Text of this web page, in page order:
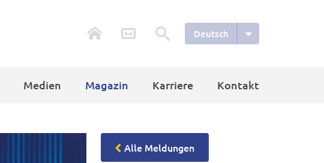
Deutsch
Medien Magazin Karriere Kontakt
Alle Meldungen